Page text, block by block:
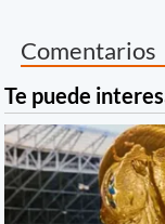
Comentarios